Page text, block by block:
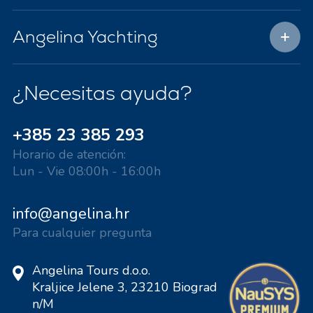
Angelina Yachting
¿Necesitas ayuda?
+385 23 385 293
Horario de atención:
Lun - Vie 08:00h - 16:00h
info@angelina.hr
Para cualquier pregunta
Angelina Tours d.o.o.
Kraljice Jelene 3, 23210 Biograd
n/M